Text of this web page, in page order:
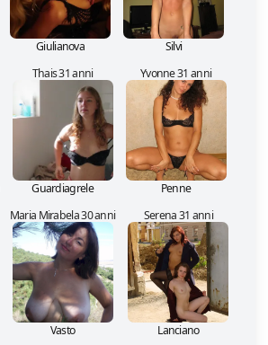
Giulianova
Silvi
Thais 31 anni
Guardiagrele
Yvonne 31 anni
Penne
Maria Mirabela 30 anni
Vasto
Serena 31 anni
Lanciano